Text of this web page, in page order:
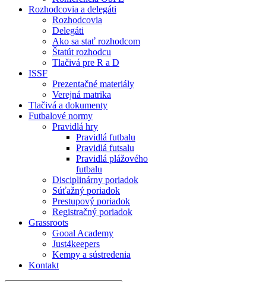
Rozhodcovia a delegáti
Rozhodcovia
Delegáti
Ako sa stať rozhodcom
Štatút rozhodcu
Tlačivá pre R a D
ISSF
Prezentačné materiály
Verejná matrika
Tlačivá a dokumenty
Futbalové normy
Pravidlá hry
Pravidlá futbalu
Pravidlá futsalu
Pravidlá plážového
futbalu
Disciplinárny poriadok
Súťažný poriadok
Prestupový poriadok
Registračný poriadok
Grassroots
Gooal Academy
Just4keepers
Kempy a sústredenia
Kontakt